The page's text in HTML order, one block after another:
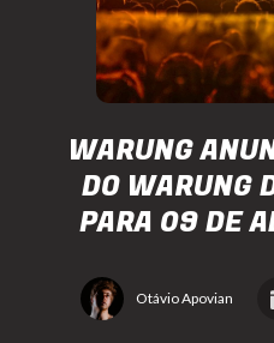
WARUNG
DO WARUNG
PARA 09 DE
Otávio Apovian